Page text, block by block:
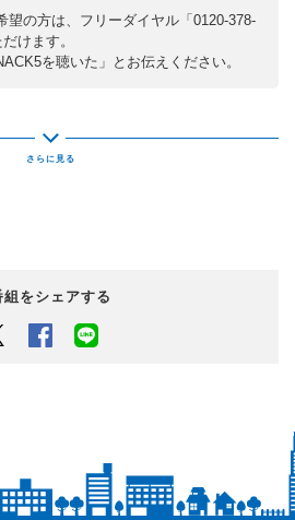
望の方は、フリーダイヤル「0120-378-
けます。
を聴いた」とお伝えください。
組をシェアする
Twitter Facebook